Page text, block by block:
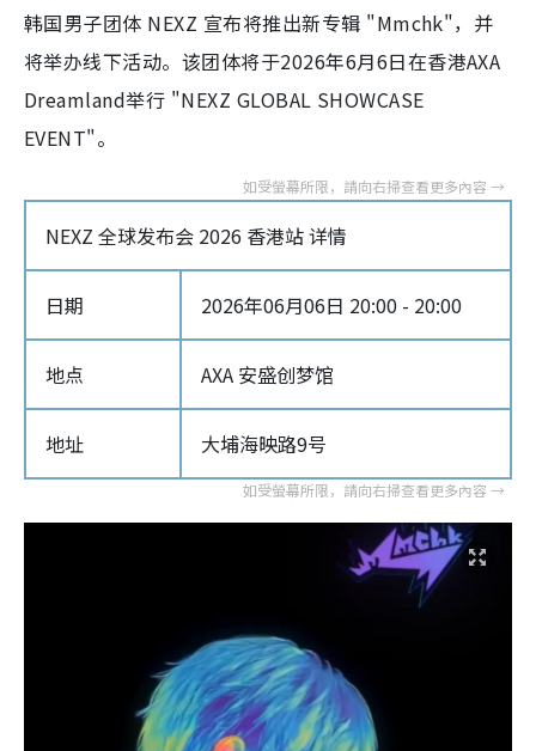
韩国男子团体 NEXZ 宣布将推出新专辑 "Mmchk"，并
将举办线下活动。该团体将于2026年6月6日在香港AXA
Dreamland举行 "NEXZ GLOBAL SHOWCASE
EVENT"。
NEXZ 全球发布会 2026 香港站 详情
日期 2026年06月06日 20:00 - 20:00
地点 AXA 安盛创梦馆
地址 大埔海映路9号